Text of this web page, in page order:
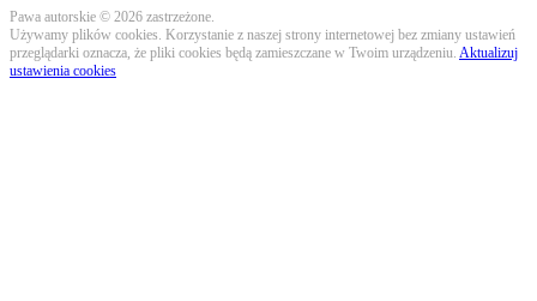
Pawa autorskie © 2026 zastrzeżone.
Używamy plików cookies. Korzystanie z naszej strony internetowej bez zmiany ustawień
przeglądarki oznacza, że pliki cookies będą zamieszczane w Twoim urządzeniu. Aktualizuj
ustawienia cookies